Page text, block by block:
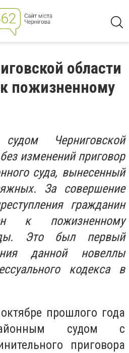
области
пожизненному
Черниговской
изменений приговор
суда, вынесенный
За совершение
гражданин
к пожизненному
Это был первый
данной новеллы
кодекса в
прошлого года
судом с
приговора